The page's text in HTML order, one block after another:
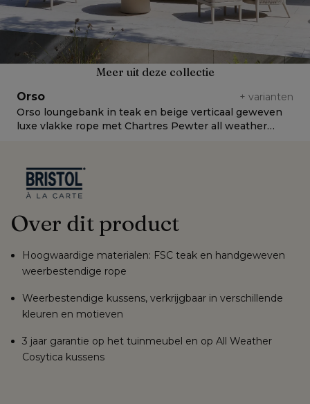
Meer uit deze collectie
Orso + varianten
Orso loungebank in teak en beige verticaal geweven
luxe vlakke rope met Chartres Pewter all weather
Over dit product
Hoogwaardige materialen: FSC teak en handgeweven
weerbestendige rope
Weerbestendige kussens, verkrijgbaar in verschillende
kleuren en motieven
3 jaar garantie op het tuinmeubel en op All Weather
Cosytica kussens